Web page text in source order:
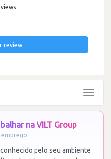
review
Toggle
na VILT Group
emprego
pelo seu ambiente